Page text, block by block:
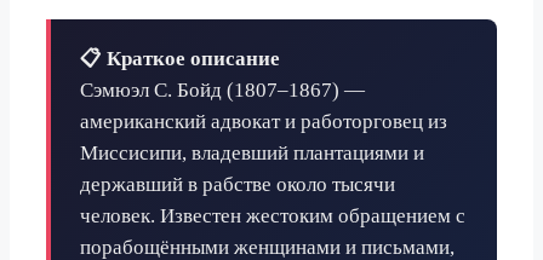
📋 Краткое описание
Сэмюэл С. Бойд (1807–1867) —
американский адвокат и работорговец из
Миссисипи, владевший плантациями и
державший в рабстве около тысячи
человек. Известен жестоким обращением с
порабощёнными женщинами и письмами,